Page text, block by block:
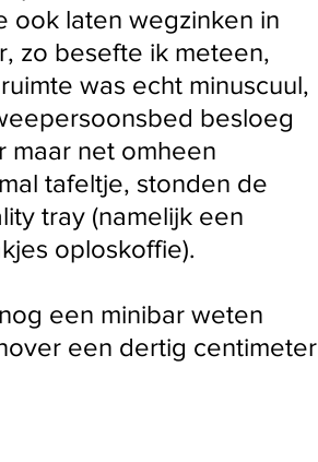
ook laten wegzinken in
zo besefte ik meteen,
was echt minuscuul,
besloeg
maar net omheen
tafeltje, stonden de
tray (namelijk een
oploskoffie).
een minibar weten
een dertig centimeter